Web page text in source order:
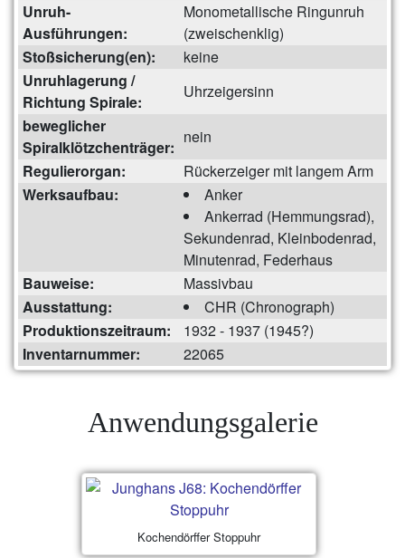
Unruh-
Ausführungen:
Monometallische Ringunruh
(zweischenklig)
Stoßsicherung(en):
keine
Unruhlagerung /
Richtung Spirale:
Uhrzeigersinn
beweglicher
Spiralklötzchenträger:
nein
Regulierorgan:
Rückerzeiger mit langem Arm
Werksaufbau:
Anker
Ankerrad (Hemmungsrad),
Sekundenrad, Kleinbodenrad,
Minutenrad, Federhaus
Bauweise:
Massivbau
Ausstattung:
CHR (Chronograph)
Produktionszeitraum:
1932 - 1937 (1945?)
Inventarnummer:
22065
Anwendungsgalerie
Kochendörffer Stoppuhr